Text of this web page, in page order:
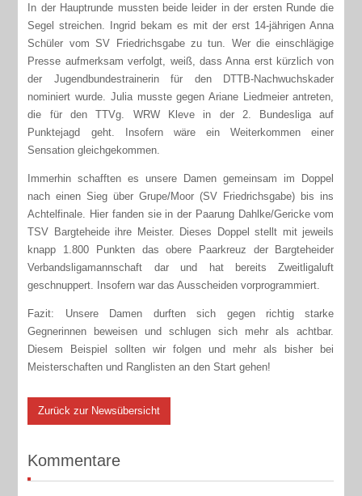
In der Hauptrunde mussten beide leider in der ersten Runde die
Segel streichen. Ingrid bekam es mit der erst 14-jährigen Anna
Schüler vom SV Friedrichsgabe zu tun. Wer die einschlägige
Presse aufmerksam verfolgt, weiß, dass Anna erst kürzlich von
der Jugendbundestrainerin für den DTTB-Nachwuchskader
nominiert wurde. Julia musste gegen Ariane Liedmeier antreten,
die für den TTVg. WRW Kleve in der 2. Bundesliga auf
Punktejagd geht. Insofern wäre ein Weiterkommen einer
Sensation gleichgekommen.
Immerhin schafften es unsere Damen gemeinsam im Doppel
nach einen Sieg über Grupe/Moor (SV Friedrichsgabe) bis ins
Achtelfinale. Hier fanden sie in der Paarung Dahlke/Gericke vom
TSV Bargteheide ihre Meister. Dieses Doppel stellt mit jeweils
knapp 1.800 Punkten das obere Paarkreuz der Bargteheider
Verbandsligamannschaft dar und hat bereits Zweitligaluft
geschnuppert. Insofern war das Ausscheiden vorprogrammiert.
Fazit: Unsere Damen durften sich gegen richtig starke
Gegnerinnen beweisen und schlugen sich mehr als achtbar.
Diesem Beispiel sollten wir folgen und mehr als bisher bei
Meisterschaften und Ranglisten an den Start gehen!
Zurück zur Newsübersicht
Kommentare